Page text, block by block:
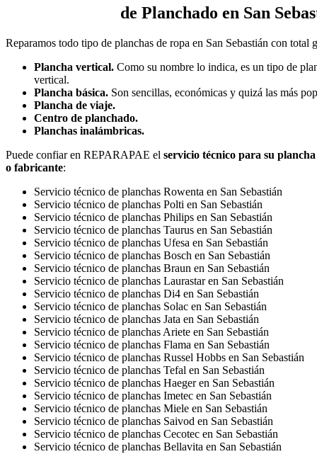
de Planchado en San
Reparamos todo tipo de planchas de ropa en San Sebastián con total
Plancha vertical. Como su nombre lo indica, es un tipo de
vertical.
Plancha básica. Son sencillas, económicas y quizá las más
Plancha de viaje.
Centro de planchado.
Planchas inalámbricas.
Puede confiar en REPARAPAE el servicio técnico para su
o fabricante:
Servicio técnico de planchas Rowenta en San Sebastián
Servicio técnico de planchas Polti en San Sebastián
Servicio técnico de planchas Philips en San Sebastián
Servicio técnico de planchas Taurus en San Sebastián
Servicio técnico de planchas Ufesa en San Sebastián
Servicio técnico de planchas Bosch en San Sebastián
Servicio técnico de planchas Braun en San Sebastián
Servicio técnico de planchas Laurastar en San Sebastián
Servicio técnico de planchas Di4 en San Sebastián
Servicio técnico de planchas Solac en San Sebastián
Servicio técnico de planchas Jata en San Sebastián
Servicio técnico de planchas Ariete en San Sebastián
Servicio técnico de planchas Flama en San Sebastián
Servicio técnico de planchas Russel Hobbs en San Sebastián
Servicio técnico de planchas Tefal en San Sebastián
Servicio técnico de planchas Haeger en San Sebastián
Servicio técnico de planchas Imetec en San Sebastián
Servicio técnico de planchas Miele en San Sebastián
Servicio técnico de planchas Saivod en San Sebastián
Servicio técnico de planchas Cecotec en San Sebastián
Servicio técnico de planchas Bellavita en San Sebastián